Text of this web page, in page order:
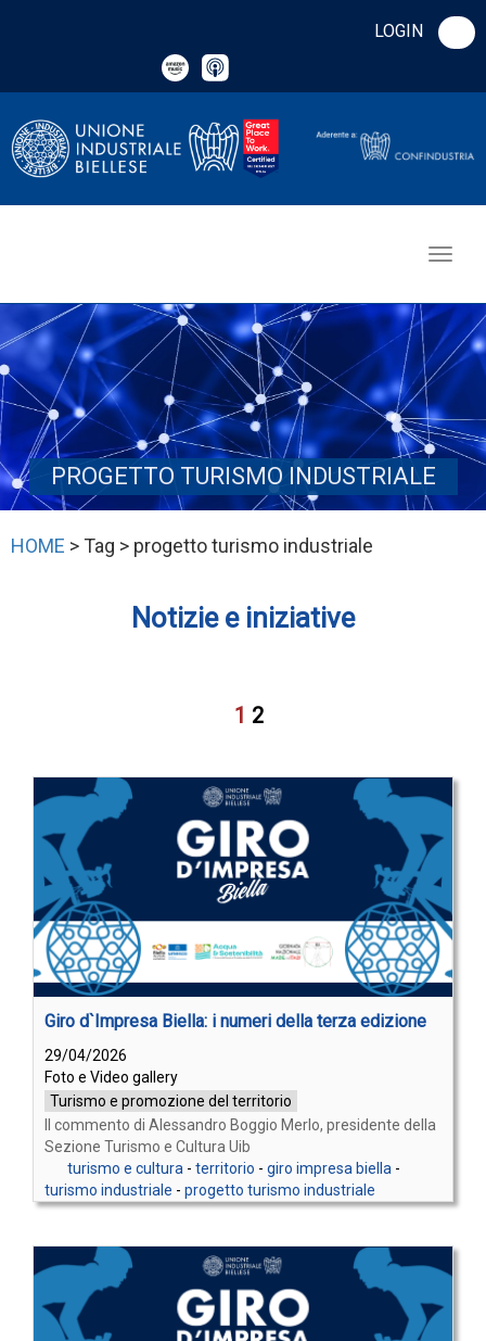
LOGIN
PROGETTO TURISMO INDUSTRIALE
HOME > Tag > progetto turismo industriale
Notizie e iniziative
1 2
Giro d`Impresa Biella: i numeri della terza edizione
29/04/2026
Foto e Video gallery
Turismo e promozione del territorio
Il commento di Alessandro Boggio Merlo, presidente della
Sezione Turismo e Cultura Uib
turismo e cultura- territorio - giro impresa biella-
turismo industriale - progetto turismo industriale